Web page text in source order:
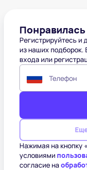
Регистрируйтесь и
из наших
входа или
Телефон
Нажимая на кнопку
условиями
согласие на